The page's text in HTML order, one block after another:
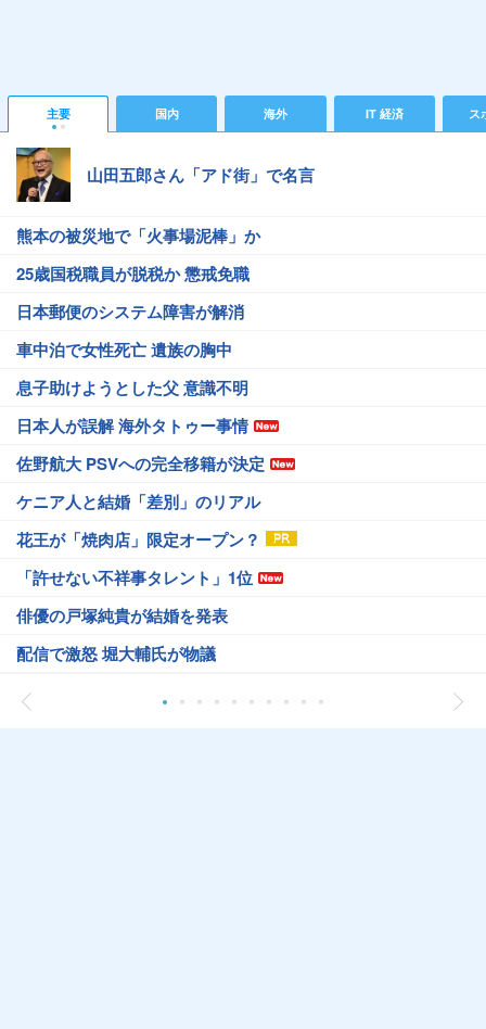
主要 国内 海外 IT 経済 ス
山田五郎さん「アド街」で名言
熊本の被災地で「火事場泥棒」か
25歳国税職員が脱税か 懲戒免職
日本郵便のシステム障害が解消
車中泊で女性死亡 遺族の胸中
息子助けようとした父 意識不明
日本人が誤解 海外タトゥー事情
佐野航大 PSVへの完全移籍が決定
ケニア人と結婚「差別」のリアル
花王が「焼肉店」限定オープン？
「許せない不祥事タレント」1位
俳優の戸塚純貴が結婚を発表
配信で激怒 堀大輔氏が物議